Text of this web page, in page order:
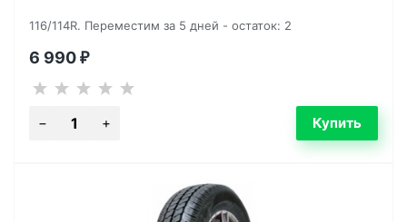
116/114R. Переместим за 5 дней - остаток: 2
6 990 ₽